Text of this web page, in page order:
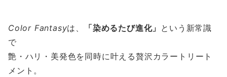
Color Fantasyは、 「染めるたび進化」 という新常識
で
艶・ハリ・美発色を同時に叶える贅沢カラートリート
メント。